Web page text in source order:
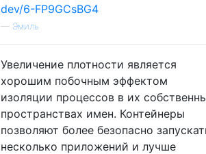
dev/6-FP9GCsBG4
— Эмиль
Увеличение плотности является
хорошим побочным эффектом
изоляции процессов в их
пространствах имен. Контейнеры
позволяют более безопасно
несколько приложений и лучше